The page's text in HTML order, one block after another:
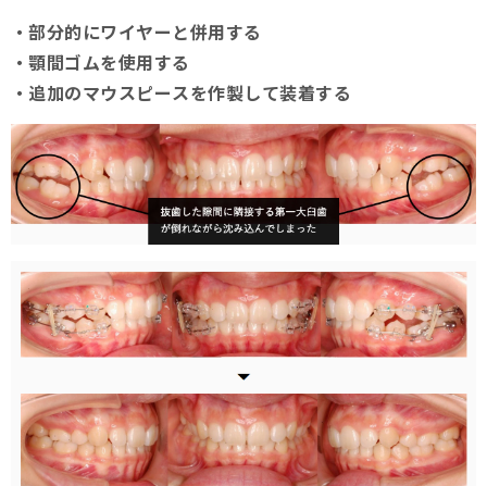
・部分的にワイヤーと併用する
・顎間ゴムを使用する
・追加のマウスピースを作製して装着する